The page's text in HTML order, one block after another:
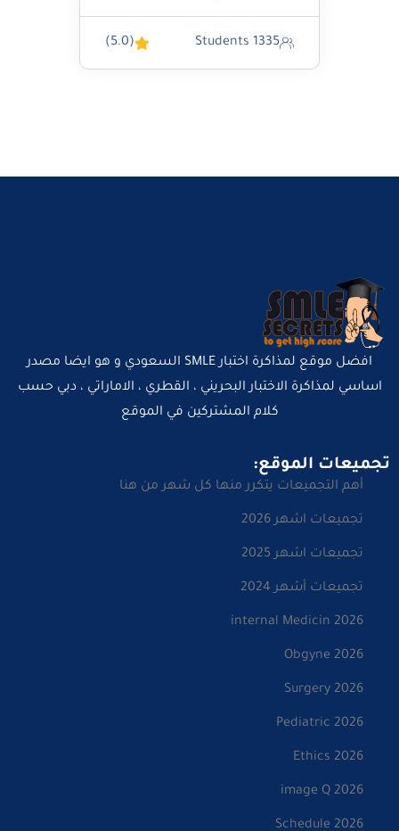
1335 Students
(5.0)
افضل موقع لمذاكرة اختبار SMLE السعودي و هو ايضا مصدر
اساسي لمذاكرة الاختبار البحريني ، القطري ، الاماراتي ، دبي حسب
كلام المشتركين في الموقع
تجميعات الموقع:
أهم التجميعات يتكرر منها كل شهر من هنا
تجميعات اشهر 2026
تجميعات اشهر 2025
تجميعات أشهر 2024
internal Medicin 2026
Obgyne 2026
Surgery 2026
Pediatric 2026
Ethics 2026
image Q 2026
Schedule 2026